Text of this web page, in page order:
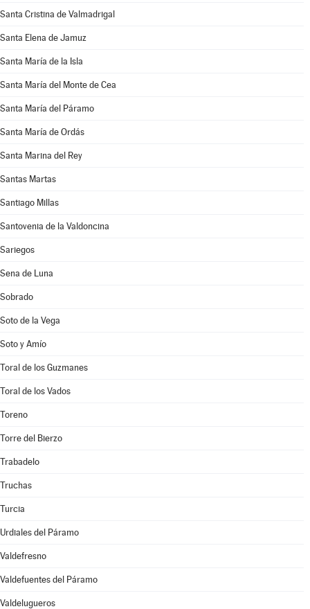
Santa Cristina de Valmadrigal
Santa Elena de Jamuz
Santa María de la Isla
Santa María del Monte de Cea
Santa María del Páramo
Santa María de Ordás
Santa Marina del Rey
Santas Martas
Santiago Millas
Santovenia de la Valdoncina
Sariegos
Sena de Luna
Sobrado
Soto de la Vega
Soto y Amío
Toral de los Guzmanes
Toral de los Vados
Toreno
Torre del Bierzo
Trabadelo
Truchas
Turcia
Urdiales del Páramo
Valdefresno
Valdefuentes del Páramo
Valdelugueros